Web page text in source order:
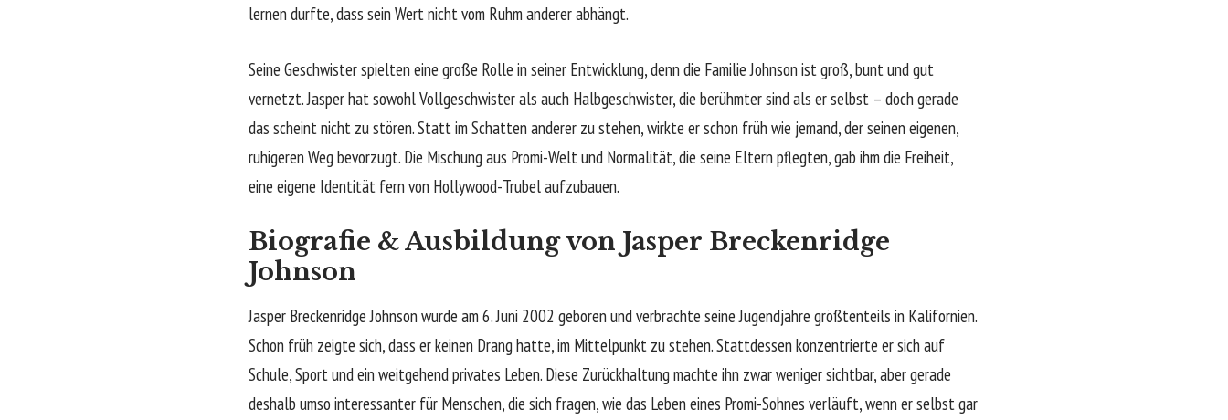
lernen durfte, dass sein Wert nicht vom Ruhm anderer abhängt.
Seine Geschwister spielten eine große Rolle in seiner Entwicklung, denn die Familie Johnson ist groß, bunt und gut
vernetzt. Jasper hat sowohl Vollgeschwister als auch Halbgeschwister, die berühmter sind als er selbst – doch gerade
das scheint nicht zu stören. Statt im Schatten anderer zu stehen, wirkte er schon früh wie jemand, der seinen eigenen,
ruhigeren Weg bevorzugt. Die Mischung aus Promi-Welt und Normalität, die seine Eltern pflegten, gab ihm die Freiheit,
eine eigene Identität fern von Hollywood-Trubel aufzubauen.
Biografie & Ausbildung von Jasper Breckenridge
Johnson
Jasper Breckenridge Johnson wurde am 6. Juni 2002 geboren und verbrachte seine Jugendjahre größtenteils in Kalifornien.
Schon früh zeigte sich, dass er keinen Drang hatte, im Mittelpunkt zu stehen. Stattdessen konzentrierte er sich auf
Schule, Sport und ein weitgehend privates Leben. Diese Zurückhaltung machte ihn zwar weniger sichtbar, aber gerade
deshalb umso interessanter für Menschen, die sich fragen, wie das Leben eines Promi-Sohnes verläuft, wenn er selbst gar